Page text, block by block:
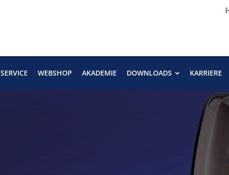
SERVICE WEBSHOP AKADEMIE DOWNLOADS KARRIERE